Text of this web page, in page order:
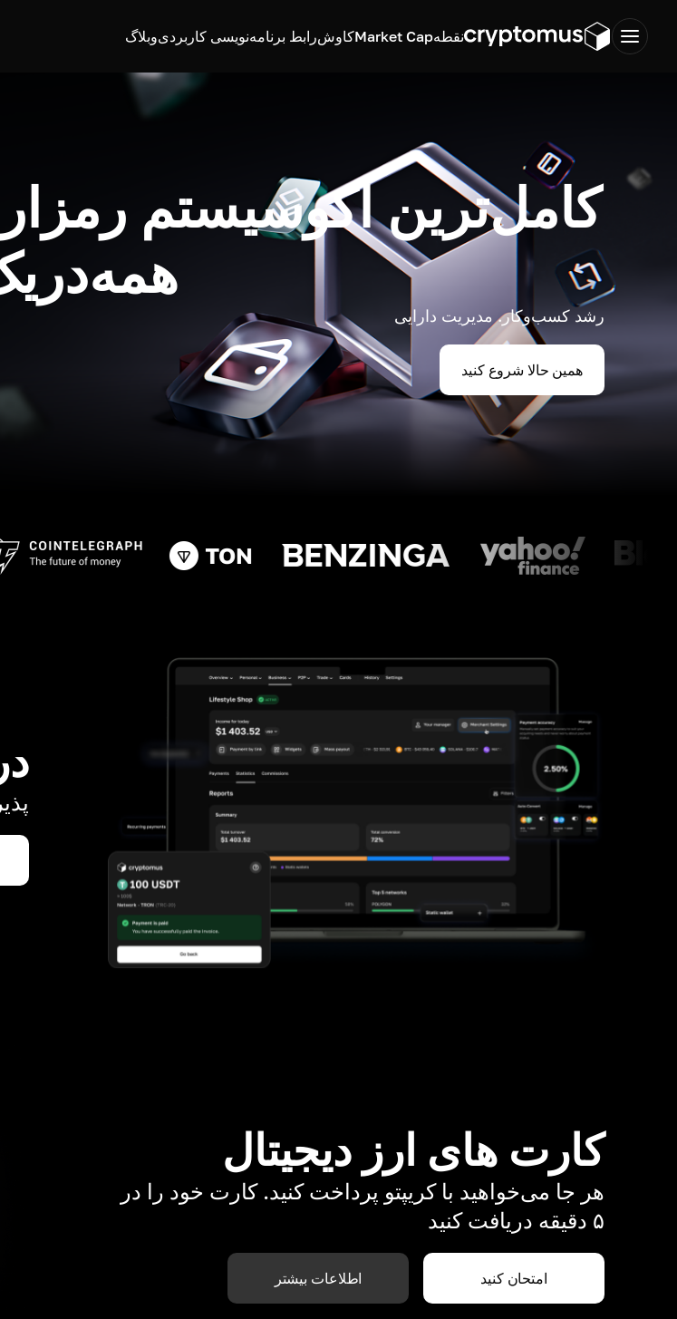
نقطهMarket Capکاوشرابط برنامه‌نویسی کاربردیوبلاگ
کامل‌ترین اکوسیستم
رشد کسب‌وکار. مدیریت دارایی
همین حالا شروع کنید
کارت های ارز دیجیتال
هر جا می‌خواهید با کریپتو پرداخت کنید. کارت خود را در
۵ دقیقه دریافت کنید
امتحان کنید اطلاعات بیشتر